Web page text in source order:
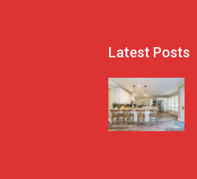
Latest Posts